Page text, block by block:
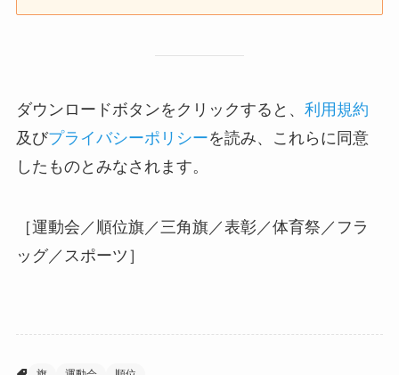
ダウンロードボタンをクリックすると、 利用規約
及びプライバシーポリシーを読み、これらに同意
したものとみなされます。
［運動会／順位旗／三角旗／表彰／体育祭／フラ
ッグ／スポーツ］